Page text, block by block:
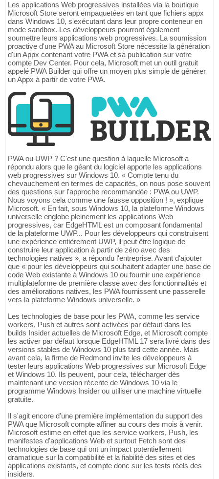
Les applications Web progressives installées via la boutique
Microsoft Store seront empaquetées en tant que fichiers appx
dans Windows 10, s'exécutant dans leur propre conteneur en
mode sandbox. Les développeurs pourront également
soumettre leurs applications web progressives. La soumission
proactive d'une PWA au Microsoft Store nécessite la génération
d'un Appx contenant votre PWA et sa publication sur votre
compte Dev Center. Pour cela, Microsoft met un outil gratuit
appelé PWA Builder qui offre un moyen plus simple de générer
un Appx à partir de votre PWA.
PWA ou UWP ? C'est une question à laquelle Microsoft a
répondu alors que le géant du logiciel apporte les applications
web progressives sur Windows 10. « Compte tenu du
chevauchement en termes de capacités, on nous pose souvent
des questions sur l'approche recommandée : PWA ou UWP.
Nous voyons cela comme une fausse opposition ! », explique
Microsoft. « En fait, sous Windows 10, la plateforme Windows
universelle englobe pleinement les applications Web
progressives, car EdgeHTML est un composant fondamental
de la plateforme UWP... Pour les développeurs qui construisent
une expérience entièrement UWP, il peut être logique de
construire leur application à partir de zéro avec des
technologies natives », a répondu l'entreprise. Avant d'ajouter
que « pour les développeurs qui souhaitent adapter une base de
code Web existante à Windows 10 ou fournir une expérience
multiplateforme de première classe avec des fonctionnalités et
des améliorations natives, les PWA fournissent une passerelle
vers la plateforme Windows universelle. »
Les technologies de base pour les PWA, comme les service
workers, Push et autres sont activées par défaut dans les
builds Insider actuelles de Microsoft Edge, et Microsoft compte
les activer par défaut lorsque EdgeHTML 17 sera livré dans des
versions stables de Windows 10 plus tard cette année. Mais
avant cela, la firme de Redmond invite les développeurs à
tester leurs applications Web progressives sur Microsoft Edge
et Windows 10. Ils peuvent, pour cela, télécharger dès
maintenant une version récente de Windows 10 via le
programme Windows Insider ou utiliser une machine virtuelle
gratuite.
Il s'agit encore d'une première implémentation du support des
PWA que Microsoft compte affiner au cours des mois à venir.
Microsoft estime en effet que les service workers, Push, les
manifestes d'applications Web et surtout Fetch sont des
technologies de base qui ont un impact potentiellement
dramatique sur la compatibilité et la fiabilité des sites et des
applications existants, et compte donc sur les tests réels des
insiders.